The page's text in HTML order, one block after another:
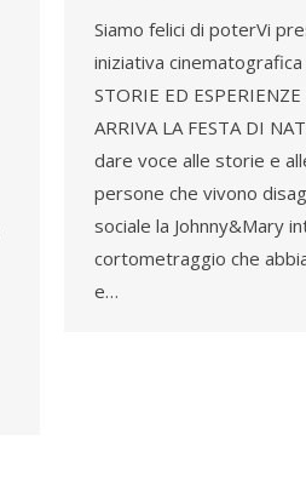
Siamo felici di poterVi
iniziativa cinematografica
STORIE ED
ARRIVA LA FESTA DI
dare voce alle storie e
persone che vivono
sociale la Johnny&Mary
cortometraggio che
e…